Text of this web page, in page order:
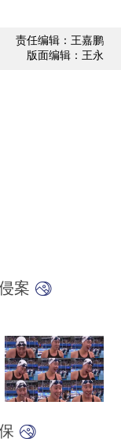
责任编辑：王嘉鹏
版面编辑：王永
案